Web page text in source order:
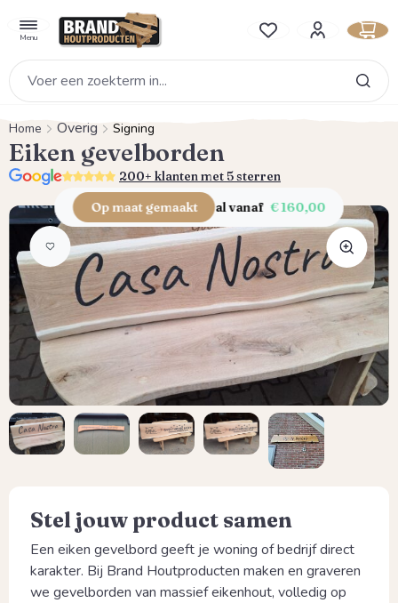
Menu Je hebt 0 items op je
Home Overig Signing
Eiken gevelborden
5.0 200+ klanten met 5 sterren
Afbeeldingengalerij overslaan
Op maat gemaakt al vanaf € 160,00
Stel jouw product samen
Een eiken gevelbord geeft je woning of bedrijf direct
karakter. Bij Brand Houtproducten maken en graveren
we gevelborden van massief eikenhout, volledig op